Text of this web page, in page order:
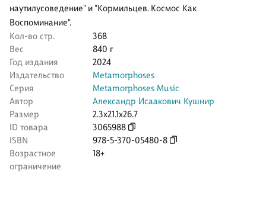
наутилусоведение" и "Кормильцев. Космос Как
Воспоминание".
Кол-во стр.
368
Вес
840 г
Год издания
2024
Издательство
Metamorphoses
Серия
Metamorphoses Music
Автор
Александр Исаакович Кушнир
Размер
2.3x21.1x26.7
ID товара
3065988
ISBN
978-5-370-05480-8
Возрастное
ограничение
18+